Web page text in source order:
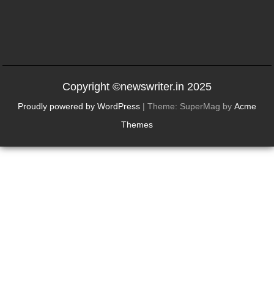
Copyright ©newswriter.in 2025
Proudly powered by WordPress | Theme: SuperMag by Acme
Themes